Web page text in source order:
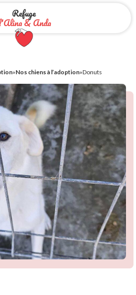
Refuge
& Anda
»Nos chiens à l’adoption»Donuts